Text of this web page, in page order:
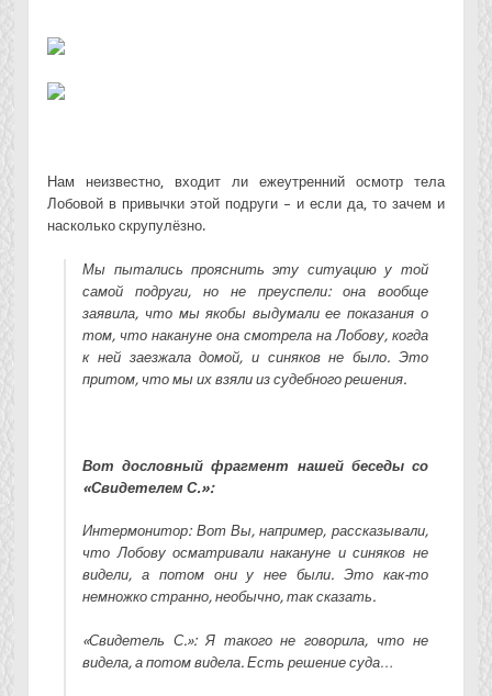
Нам неизвестно, входит ли ежеутренний осмотр тела
Лобовой в привычки этой подруги – и если да, то зачем и
насколько скрупулёзно.
Мы пытались прояснить эту ситуацию у той
самой подруги, но не преуспели: она вообще
заявила, что мы якобы выдумали ее показания о
том, что накануне она смотрела на Лобову, когда
к ней заезжала домой, и синяков не было. Это
притом, что мы их взяли из судебного решения.
Вот дословный фрагмент нашей беседы со
«Свидетелем С.»:
Интермонитор: Вот Вы, например, рассказывали,
что Лобову осматривали накануне и синяков не
видели, а потом они у нее были. Это как-то
немножко странно, необычно, так сказать.
«Свидетель С.»: Я такого не говорила, что не
видела, а потом видела. Есть решение суда…